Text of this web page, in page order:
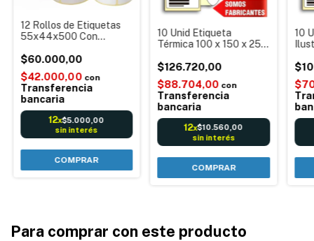
12 Rollos de Etiquetas
55x44x500 Con
Seguridad, Anti
Despegue Para Balanza
$60.000,00
$42.000,00 con
Transferencia
bancaria
12x$5.000,00
sin interés
10 Unid Etiqueta
Térmica 100 x 150 x 250
Autoadhesiva Envios
Mercadolibre
MercadoEnvíos
$126.720,00
$88.704,00 con
Transferencia
bancaria
12x$10.560,00
sin interés
10
Para comprar con este producto